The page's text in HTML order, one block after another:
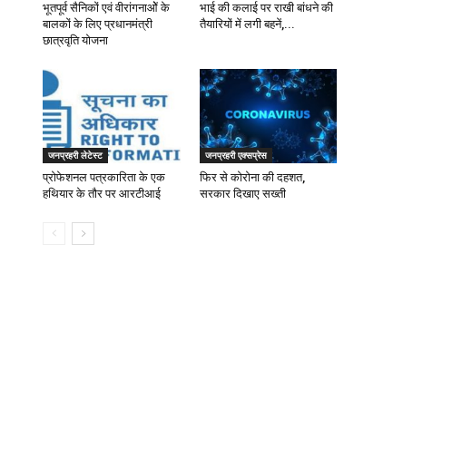
भूतपूर्व सैनिकों एवं वीरांगनाओें के
बालकों के लिए प्रधानमंत्री
छात्रवृति योजना
भाई की कलाई पर राखी बांधने की
तैयारियों में लगी बहनें,...
जनप्रहरी लेटेस्ट
प्रोफेशनल पत्रकारिता के एक
हथियार के तौर पर आरटीआई
जनप्रहरी एक्सप्रेस
फिर से कोरोना की दहशत,
सरकार दिखाए सख्ती